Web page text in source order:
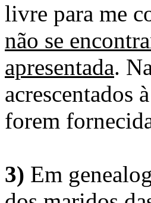
livre para me
não se
apresentada.
acrescentados
forem
3) Em